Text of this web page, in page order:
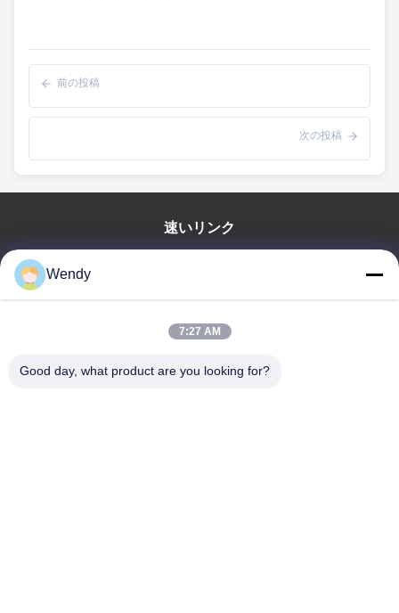
前の投稿
次の投稿
速いリンク
VRショー
Wendy
7:27 AM
Good day, what product are you looking for?